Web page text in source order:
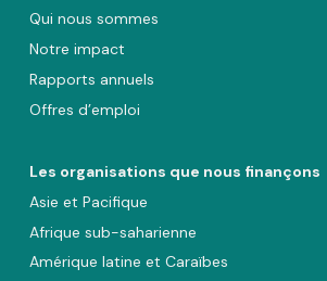
Qui nous sommes
Notre impact
Rapports annuels
Offres d’emploi
Les organisations que nous finançons
Asie et Pacifique
Afrique sub-saharienne
Amérique latine et Caraïbes